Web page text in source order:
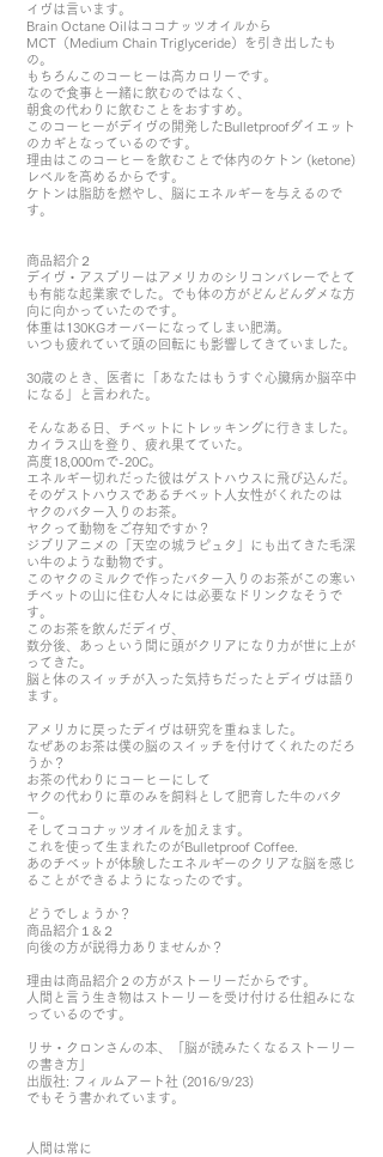
イヴは言います。
Brain Octane Oilはココナッツオイルから
MCT（Medium Chain Triglyceride）を引き出したも
の。
もちろんこのコーヒーは高カロリーです。
なので食事と一緒に飲むのではなく、
朝食の代わりに飲むことをおすすめ。
このコーヒーがデイヴの開発したBulletproofダイエット
のカギとなっているのです。
理由はこのコーヒーを飲むことで体内のケトン (ketone)
レベルを高めるからです。
ケトンは脂肪を燃やし、脳にエネルギーを与えるので
す。
商品紹介２
デイヴ・アスプリーはアメリカのシリコンバレーでとて
も有能な起業家でした。でも体の方がどんどんダメな方
向に向かっていたのです。
体重は130KGオーバーになってしまい肥満。
いつも疲れていて頭の回転にも影響してきていました。
30歳のとき、医者に「あなたはもうすぐ心臓病か脳卒中
になる」と言われた。
そんなある日、チベットにトレッキングに行きました。
カイラス山を登り、疲れ果てていた。
高度18,000ｍで-20C。
エネルギー切れだった彼はゲストハウスに飛び込んだ。
そのゲストハウスであるチベット人女性がくれたのは
ヤクのバター入りのお茶。
ヤクって動物をご存知ですか？
ジブリアニメの「天空の城ラピュタ」にも出てきた毛深
い牛のような動物です。
このヤクのミルクで作ったバター入りのお茶がこの寒い
チベットの山に住む人々には必要なドリンクなそうで
す。
このお茶を飲んだデイヴ、
数分後、あっという間に頭がクリアになり力が世に上が
ってきた。
脳と体のスイッチが入った気持ちだったとデイヴは語り
ます。
アメリカに戻ったデイヴは研究を重ねました。
なぜあのお茶は僕の脳のスイッチを付けてくれたのだろ
うか？
お茶の代わりにコーヒーにして
ヤクの代わりに草のみを飼料として肥育した牛のバタ
ー。
そしてココナッツオイルを加えます。
これを使って生まれたのがBulletproof Coffee.
あのチベットが体験したエネルギーのクリアな脳を感じ
ることができるようになったのです。
どうでしょうか？
商品紹介１&２
向後の方が説得力ありませんか？
理由は商品紹介２の方がストーリーだからです。
人間と言う生き物はストーリーを受け付ける仕組みにな
っているのです。
リサ・クロンさんの本、「脳が読みたくなるストーリー
の書き方」
出版社: フィルムアート社 (2016/9/23)
でもそう書かれています。
人間は常に